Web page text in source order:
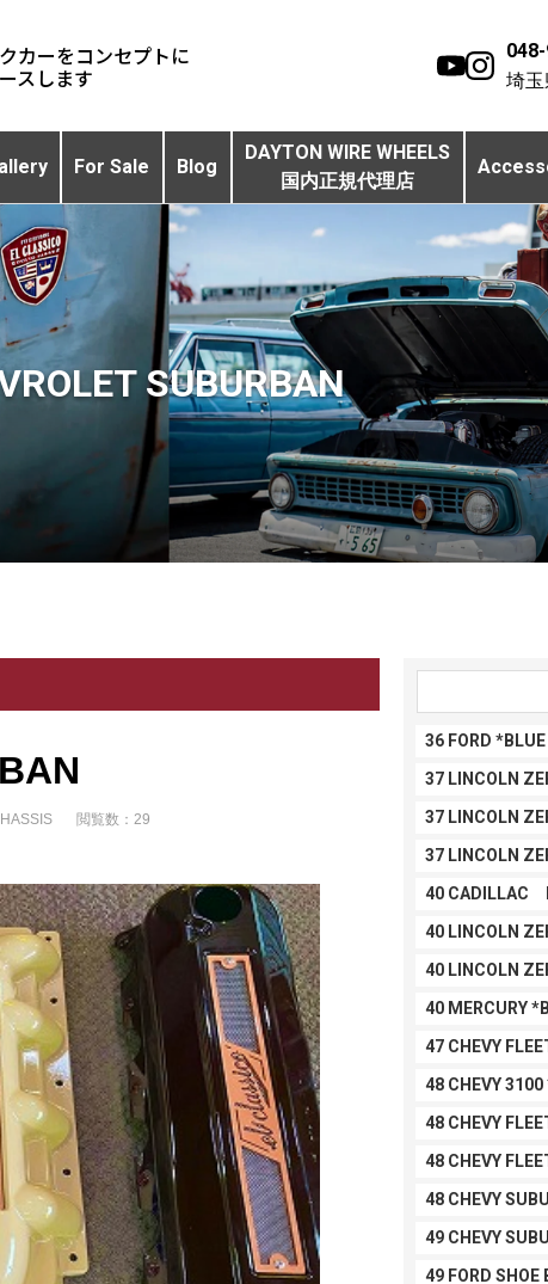
カーをコンセプトに
埼
For Sale Blog
DAYTON WIRE WHEELS
国内正規代理店
SUBURBAN
閲覧数：29
36 FORD
37 LINCOLN
37 LINCOLN
37 LINCOLN
40 CADILLAC
40 LINCOLN
40 LINCOLN
40 MERCURY
47 CHEVY
48 CHEVY
48 CHEVY
48 CHEVY
48 CHEVY
49 CHEVY
49 FORD SHOE